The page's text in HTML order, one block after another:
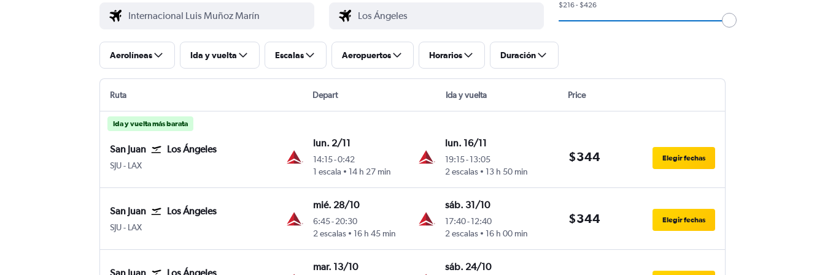
$216 - $426
Aerolíneas Ida y vuelta Escalas Aeropuertos Horarios Duración
Ruta Depart Ida y vuelta Price
Ida y vuelta más barata
San Juan Los Ángeles
SJUSan Juan Internacional Luis Muñoz Marín
- LAX Los Ángeles Internacional de Los Ángeles
lun. 2/11
14:15-0:42
1 escala
14 h 27 min
lun. 16/11
19:15-13:05
2 escalas
13 h 50 min
$344 Elegir fechas
San Juan Los Ángeles
SJUSan Juan Internacional Luis Muñoz Marín
- LAX Los Ángeles Internacional de Los Ángeles
mié. 28/10
6:45-20:30
2 escalas
16 h 45 min
sáb. 31/10
17:40-12:40
2 escalas
16 h 00 min
$344 Elegir fechas
mar. 13/10 sáb. 24/10